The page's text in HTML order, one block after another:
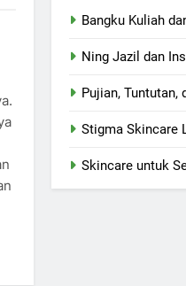
Bangku Kuliah
Ning Jazil dan
Pujian, Tuntutan,
Stigma Skincare
Skincare untuk